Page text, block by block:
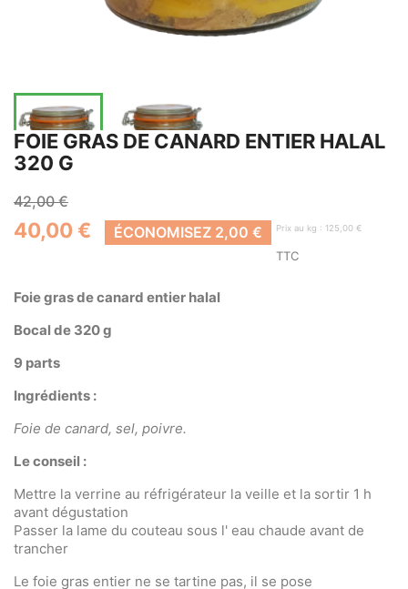
FOIE GRAS DE CANARD ENTIER HALAL
320 G
42,00 €
40,00 € ÉCONOMISEZ 2,00 € Prix au kg : 125,00 €
TTC
Foie gras de canard entier halal
Bocal de 320 g
9 parts
Ingrédients :
Foie de canard, sel, poivre.
Le conseil :
Mettre la verrine au réfrigérateur la veille et la sortir 1 h
avant dégustation
Passer la lame du couteau sous l' eau chaude avant de
trancher
Le foie gras entier ne se tartine pas, il se pose